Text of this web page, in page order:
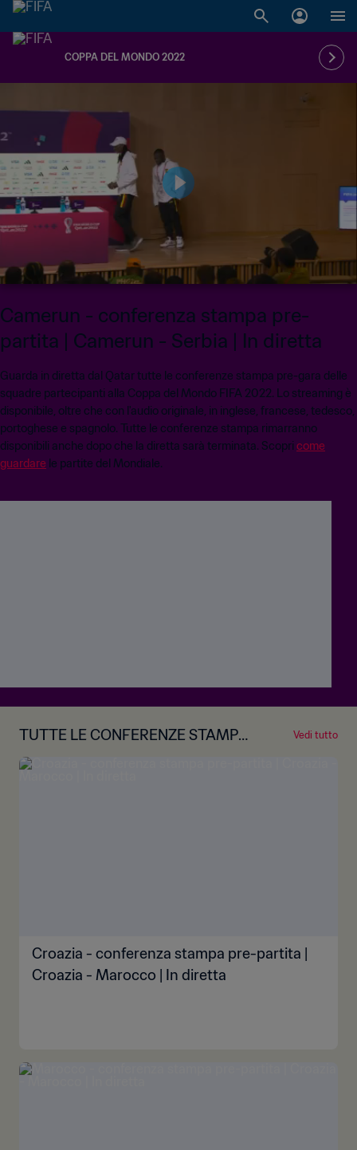
COPPA DEL MONDO 2022
Camerun - conferenza stampa pre-
partita | Camerun - Serbia | In diretta
Guarda in diretta dal Qatar tutte le conferenze stampa pre-gara delle
squadre partecipanti alla Coppa del Mondo FIFA 2022. Lo streaming è
disponibile, oltre che con l'audio originale, in inglese, francese, tedesco,
portoghese e spagnolo. Tutte le conferenze stampa rimarranno
disponibili anche dopo che la diretta sarà terminata. Scopri come
guardare le partite del Mondiale.
TUTTE LE CONFERENZE STAMPA
PRE-GARA
Vedi tutto
Croazia - conferenza stampa pre-partita |
Croazia - Marocco | In diretta